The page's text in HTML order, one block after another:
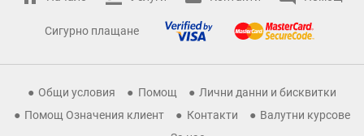
Сигурно плащане
Общи условия Помощ
Лични данни и бисквитки
Помощ Означения клиент
Контакти
Валутни курсове